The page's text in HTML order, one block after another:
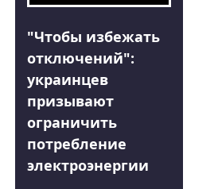
"Чтобы избежать
отключений":
украинцев
призывают
ограничить
потребление
электроэнергии